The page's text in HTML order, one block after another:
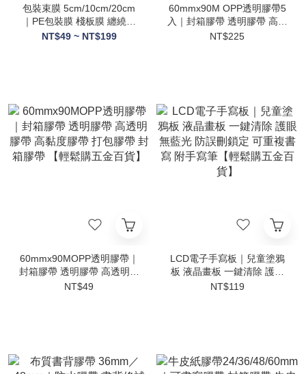
包裝束膜 5cm/10cm/20cm
｜PE包裝膜 棧板膜 纏繞膜
打包膜 捆包膜 透明束膜 包
NT$49 ~ NT$199
60mmx90M OPP透明膠帶5
入｜封箱膠帶 透明膠帶 高透
NT$225
60mmx90MOPP透明膠帶｜
封箱膠帶 透明膠帶 高透明膠
帶 高黏度膠帶 打包膠帶 封
NT$49
LCD電子手寫板｜兒童塗鴉
板 液晶畫板 一鍵清除 護眼
無藍光 防誤刪鎖定 可重複書
NT$119